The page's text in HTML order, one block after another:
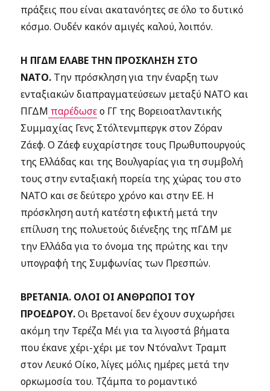
πράξεις που είναι ακατανόητες σε όλο το δυτικό
κόσμο. Ουδέν κακόν αμιγές καλού, λοιπόν.
Η ΠΓΔΜ ΕΛΑΒΕ ΤΗΝ ΠΡΟΣΚΛΗΣΗ ΣΤΟ
ΝΑΤΟ. Την πρόσκληση για την έναρξη των
ενταξιακών διαπραγματεύσεων μεταξύ ΝΑΤΟ και
ΠΓΔΜ παρέδωσεο ΓΓ της Βορειοατλαντικής
Συμμαχίας Γενς Στόλτενμπεργκ στον Ζόραν
Ζάεφ. Ο Ζάεφ ευχαρίστησε τους Πρωθυπουργούς
της Ελλάδας και της Βουλγαρίας για τη συμβολή
τους στην ενταξιακή πορεία της χώρας του στο
ΝΑΤΟ και σε δεύτερο χρόνο και στην ΕΕ. Η
πρόσκληση αυτή κατέστη εφικτή μετά την
επίλυση της πολυετούς διένεξης της πΓΔΜ με
την Ελλάδα για το όνομα της πρώτης και την
υπογραφή της Συμφωνίας των Πρεσπών.
ΒΡΕΤΑΝΙΑ. ΟΛΟΙ ΟΙ ΑΝΘΡΩΠΟΙ ΤΟΥ
ΠΡΟΕΔΡΟΥ. Οι Βρετανοί δεν έχουν συχωρήσει
ακόμη την Τερέζα Μέι για τα λιγοστά βήματα
που έκανε χέρι-χέρι με τον Ντόναλντ Τραμπ
στον Λευκό Οίκο, λίγες μόλις ημέρες μετά την
ορκωμοσία του. Τζάμπα το ρομαντικό